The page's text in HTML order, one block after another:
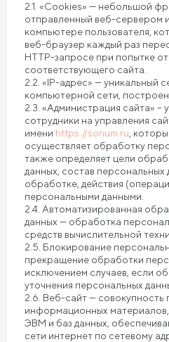
2.1. «Cookies» — небольшой
отправленный веб-сервером
компьютере пользователя,
веб-браузер каждый раз
HTTP-запросе при попытке
соответствующего сайта.
2.2. «IP-адрес» — уникальный
компьютерной сети,
2.3. «Администрация сайта» –
сотрудники на управления
имени https://sonum.ru ,
осуществляет обработку
также определяет цели
данных, состав
обработке, действия
персональными данными.
2.4. Автоматизированная
данных — обработка
средств вычислительной
2.5. Блокирование
прекращение обработки
исключением случаев, если
уточнения персональных
2.6. Веб-сайт — совокупность
информационных
ЭВМ и баз данных,
сети интернет по сетевому